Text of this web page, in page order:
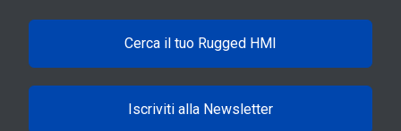
Cerca il tuo Rugged HMI
Iscriviti alla Newsletter